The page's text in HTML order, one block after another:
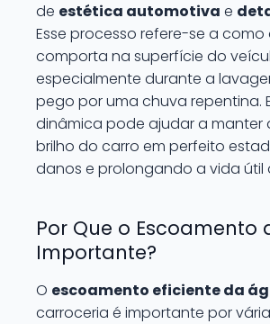
de estética automotiva e
Esse processo refere-se a
comporta na superfície do
especialmente durante a
pego por uma chuva repentina.
dinâmica pode ajudar a manter
brilho do carro em perfeito
danos e prolongando a vida útil
Por Que o Escoamento
Importante?
O escoamento eficiente da
carroceria é importante por